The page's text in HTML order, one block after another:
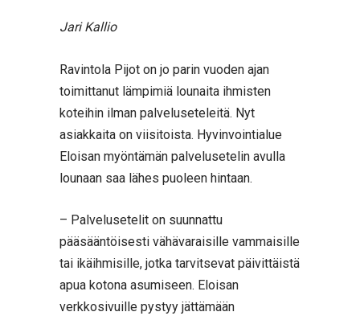
Jari Kallio
Ravintola Pijot on jo parin vuoden ajan
toimittanut lämpimiä lounaita ihmisten
koteihin ilman palveluseteleitä. Nyt
asiakkaita on viisitoista. Hyvinvointialue
Eloisan myöntämän palvelusetelin avulla
lounaan saa lähes puoleen hintaan.
– Palvelusetelit on suunnattu
pääsääntöisesti vähävaraisille vammaisille
tai ikäihmisille, jotka tarvitsevat päivittäistä
apua kotona asumiseen. Eloisan
verkkosivuille pystyy jättämään